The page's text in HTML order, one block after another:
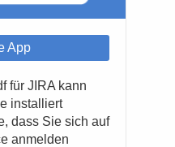
App
für JIRA kann
installiert
dass Sie sich auf
anmelden